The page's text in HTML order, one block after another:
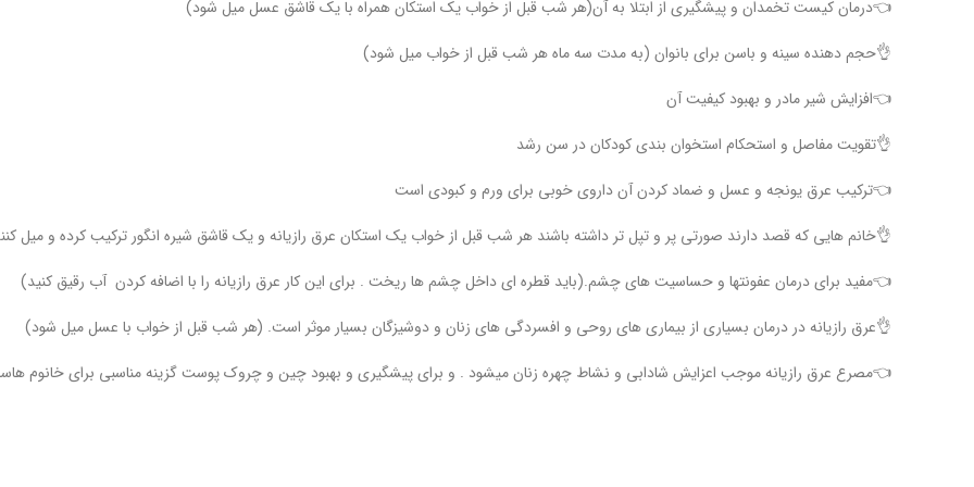
👈درمان کیست تخمدان و پیشگیری از ابتلا به آن(هر شب قبل از خواب یک استکان همراه با یک قاشق عسل میل شود)
👌حجم دهنده سینه و باسن برای بانوان (به مدت سه ماه هر شب قبل از خواب میل شود)
👈افزایش شیر مادر و بهبود کیفیت آن
👌تقویت مفاصل و استحکام استخوان بندی کودکان در سن رشد
👈ترکیب عرق یونجه و عسل و ضماد کردن آن داروی خوبی برای ورم و کبودی است
👌خانم هایی که قصد دارند صورتی پر و تپل تر داشته باشند هر شب قبل از خواب یک استکان عرق رازیانه و یک قاشق شیره انگور ترکیب کرده و میل
👈مفید برای درمان عفونتها و حساسیت های چشم.(باید قطره ای داخل چشم ها ریخت . برای این کار عرق رازیانه را با اضافه کردن آب رقیق کنید)
👌عرق رازیانه در درمان بسیاری از بیماری های روحی و افسردگی های زنان و دوشیزگان بسیار موثر است. (هر شب قبل از خواب با عسل میل شود)
👈مصرع عرق رازیانه موجب اعزایش شادابی و نشاط چهره زنان میشود . و برای پیشگیری و بهبود چین و چروک پوست گزینه مناسبی برای خانوم